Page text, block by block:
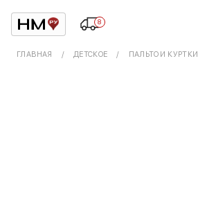
8
ГЛАВНАЯ ДЕТСКОЕ ПАЛЬТО И КУРТКИ